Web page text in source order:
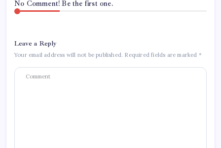
No Comment! Be the first one.
Leave a Reply
Your email address will not be published. Required fields are marked *